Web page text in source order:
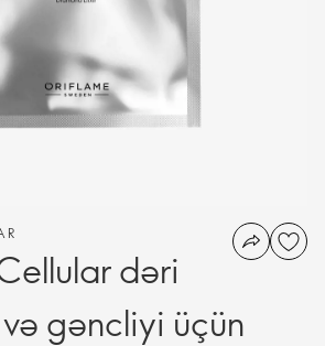
dəri
gəncliyi üçün